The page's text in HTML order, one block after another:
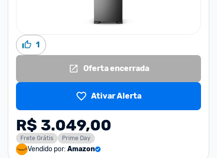
1
Oferta encerrada
Ativar Alerta
R$ 3.049,00
Frete Grátis Prime Day
Vendido por: Amazon